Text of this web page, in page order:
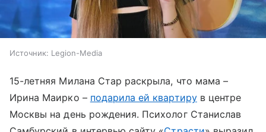
Источник: Legion-Media
15-летняя Милана Стар раскрыла, что мама –
Ирина Маирко – подарила ей квартирув центре
Москвы на день рождения. Психолог Станислав